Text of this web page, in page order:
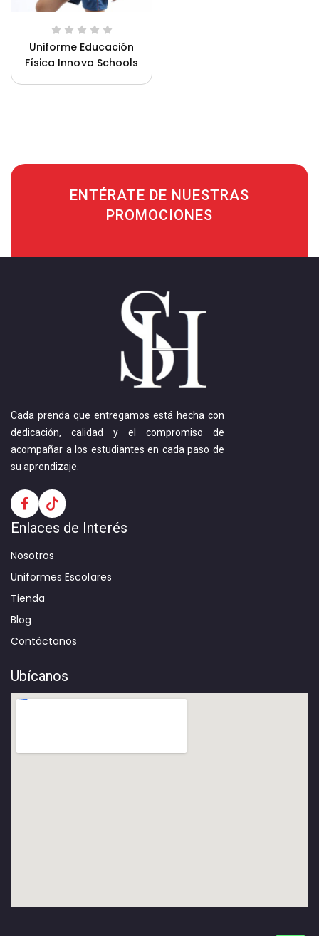
Uniforme Educación
Física Innova Schools
ENTÉRATE DE NUESTRAS
PROMOCIONES
Cada prenda que entregamos está hecha con
dedicación, calidad y el compromiso de
acompañar a los estudiantes en cada paso de
su aprendizaje.
Enlaces de Interés
Nosotros
Uniformes Escolares
Tienda
Blog
Contáctanos
Ubícanos